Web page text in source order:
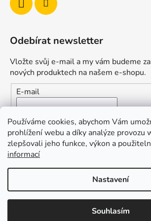
Používáme cookies, abychom Vám
prohlížení webu a díky analýze provozu
zlepšovali jeho funkce, výkon a
informací
Nastavení
Souhlasím
Odebírat newsletter
Vložte svůj e-mail a my vám budeme
nových produktech na našem e-shopu.
E-mail
Vložením e-mailu souhlasíte s
osobních údajů
PŘIHLÁSIT SE
Vytvořil Shoptet
Duofishing. Všechna